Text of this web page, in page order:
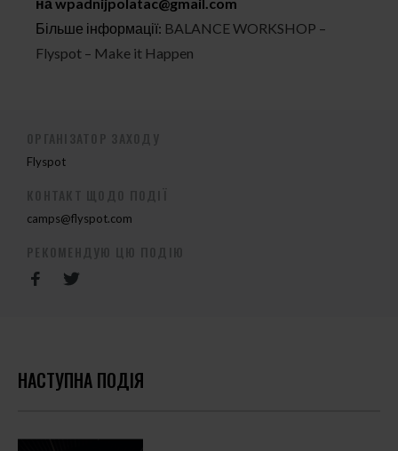
Більше інформації: BALANCE WORKSHOP –
Flyspot – Make it Happen
Flyspot
camps@flyspot.com
НАСТУПНА ПОДІЯ